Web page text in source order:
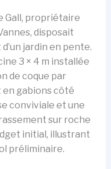
Gall, propriétaire
disposait
d’un jardin en pente.
3 × 4 m installée
de coque par
gabions côté
conviviale et une
sur roche
initial, illustrant
préliminaire.